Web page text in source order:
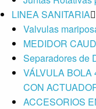
LINEA SANITARIA
Valvulas
MEDIDOR
Separadores de
VÁLVULA BOLA
CON
ACCESORIOS